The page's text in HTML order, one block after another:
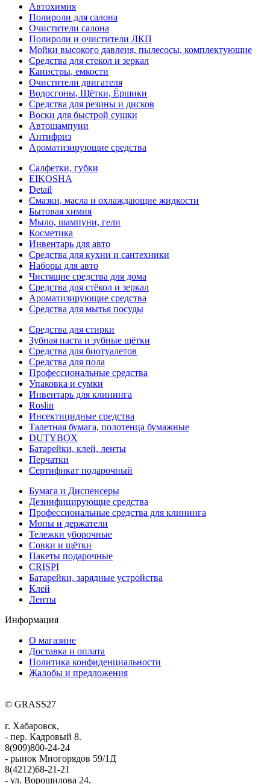
Автохимия
Полироли для салона
Очистители салона
Полироли и очистители ЛКП
Мойки высокого давлеия, пылесосы, комплектующие
Средства для стекол и зеркал
Канистры, емкости
Очистители двигателя
Водосгоны, Щётки, Ёршики
Средства для резины и дисков
Воски для быстрой сушки
Автошампуни
Антифриз
Ароматизирующие средства
Салфетки, губки
EIKOSHA
Detail
Смазки, масла и охлаждающие жидкости
Бытовая химия
Мыло, шампуни, гели
Косметика
Инвентарь для авто
Средства для кухни и сантехники
Наборы для авто
Чистящие средства для дома
Средства для стёкол и зеркал
Ароматизирующие средства
Средства для мытья посуды
Средства для стирки
Зубная паста и зубные щётки
Средства для биотуалетов
Средства для пола
Профессиональные средства
Упаковка и сумки
Инвентарь для клининга
Roslin
Инсектицидные средства
Талетная бумага, полотенца бумажные
DUTYBOX
Батарейки, клей, ленты
Перчатки
Сертификат подарочный
Бумага и Диспенсеры
Дезинфицирующие средства
Профессиональные средства для клининга
Мопы и держатели
Тележки уборочные
Совки и щётки
Пакеты подарочные
CRISPI
Батарейки, зарядные устройства
Клей
Ленты
Информация
О магазине
Доставка и оплата
Политика конфиденциальности
Жалобы и предложения
© GRASS27
г. Хабаровск,
- пер. Кадровый 8.
8(909)800-24-24
- рынок Многорядов 59/1Д
8(4212)68-21-21
- ул. Ворошилова 24.